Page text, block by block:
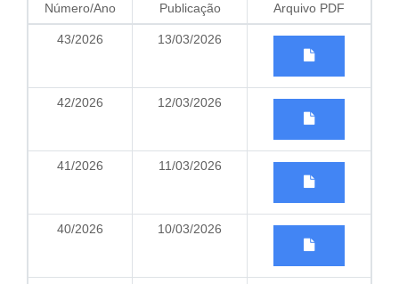
Número/Ano
Publicação
Arquivo PDF
43/2026 13/03/2026
42/2026 12/03/2026
41/2026 11/03/2026
40/2026 10/03/2026